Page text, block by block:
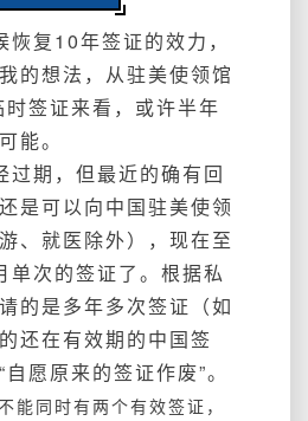
复10年签证的效力，
的想法，从驻美使领馆
时签证来看，或许半年
能。
过期，但最近的确有回
是可以向中国驻美使领
、就医除外），现在至
单次的签证了。根据私
的是多年多次签证（如
还在有效期的中国签
愿原来的签证作废”。
能同时有两个有效签证，